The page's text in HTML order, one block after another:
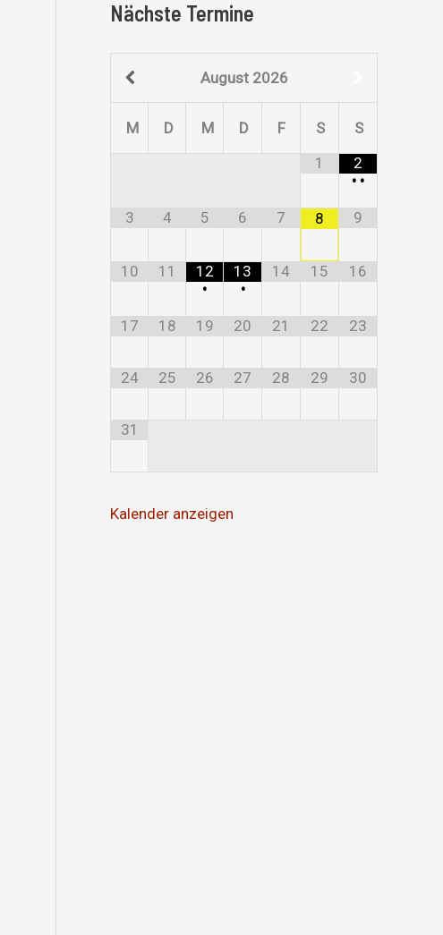
Nächste Termine
August 2026
M D M D F S
S
1
2
• •
3 4 5 6 7 8 9
10 11
12
•
13
•
14 15 16
17 18 19 20 21 22 23
24 25 26 27 28 29 30
31
Kalender anzeigen